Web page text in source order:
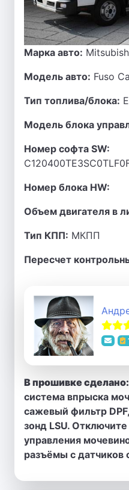
Марка авто:
Модель авто: Fuso
Тип топлива/блока:
Модель блока
Номер софта SW:
Номер блока HW:
Объем двигателя в
Тип КПП: МКПП
Пересчет
В прошивке сделано:
система впрыска
сажевый фильтр
зонд LSU.
управления
разъёмы с датчиков